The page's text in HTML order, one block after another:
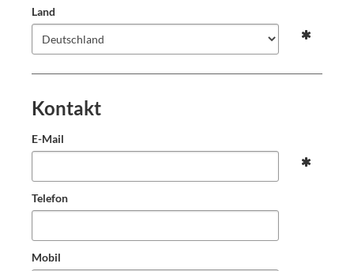
Land
Kontakt
E-Mail
Telefon
Mobil